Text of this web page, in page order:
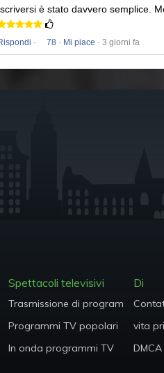
è stato davvero semplice.
· 78 · Mi piace · 3 giorni fa
Spettacoli televisivi
Trasmissione di programmi TV
Programmi TV popolari
In onda programmi TV
Di
vita
DMCA